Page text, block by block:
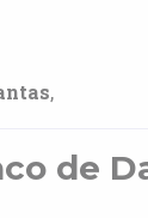
,
de